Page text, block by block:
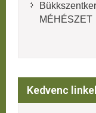
MÉHÉSZET
Kedvenc